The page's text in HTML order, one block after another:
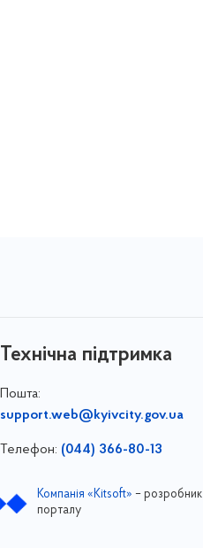
Технічна підтримка
Пошта:
support.web@kyivcity.gov.ua
Телефон: (044) 366-80-13
Компанія «Kitsoft» – розробник
порталу